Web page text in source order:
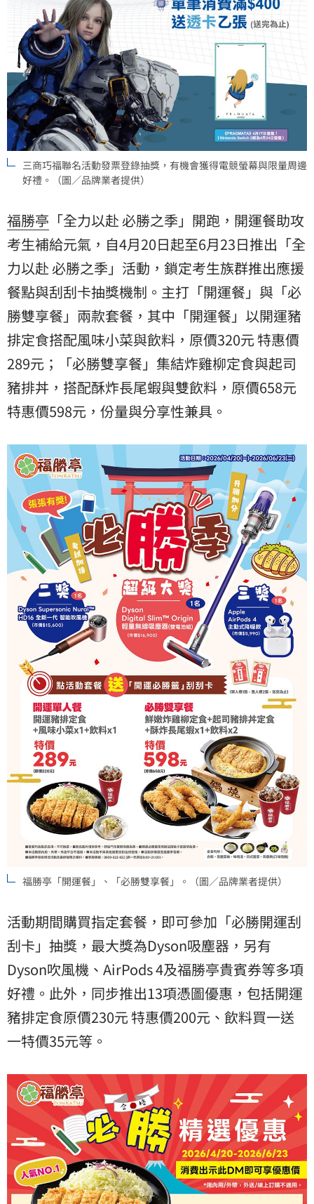
三商巧福聯名活動發票登錄抽獎，有機會獲得電競螢幕與限量周邊
好禮。（圖／品牌業者提供）
福勝亭 「全力以赴 必勝之季」開跑，開運餐助攻
考生補給元氣，自4月20日起至6月23日推出「全
力以赴 必勝之季」活動，鎖定考生族群推出應援
餐點與刮刮卡抽獎機制。主打「開運餐」與「必
勝雙享餐」兩款套餐，其中「開運餐」以開運豬
排定食搭配風味小菜與飲料，原價320元 特惠價
289元；「必勝雙享餐」集結炸雞柳定食與起司
豬排丼，搭配酥炸長尾蝦與雙飲料，原價658元
特惠價598元，份量與分享性兼具。
福勝亭「開運餐」、「必勝雙享餐」。（圖／品牌業者提供）
活動期間購買指定套餐，即可參加「必勝開運刮
刮卡」抽獎，最大獎為Dyson吸塵器，另有
Dyson吹風機、AirPods 4及福勝亭貴賓券等多項
好禮。此外，同步推出13項憑圖優惠，包括開運
豬排定食原價230元 特惠價200元、飲料買一送
一特價35元等。